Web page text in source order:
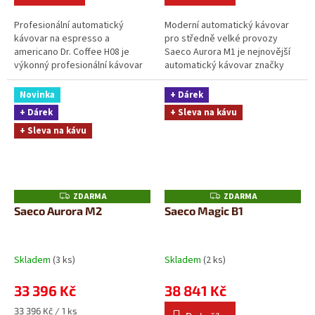
Profesionální automatický
kávovar na espresso a
americano Dr. Coffee H08 je
výkonný profesionální kávovar
určený pro přípravu espressa,
americana a černé...
Moderní automatický kávovar
pro středně velké provozy
Saeco Aurora M1 je nejnovější
automatický kávovar značky
Saeco, navržený pro spolehlivý
provoz ve...
Novinka
+ Dárek
+ Sleva na kávu
Z
D
A
ZDARMA
Saeco Aurora M2
Skladem (3 ks)
33 396 Kč
Měrná
33 396 Kč / 1 ks
+ Dárek
+ Sleva na kávu
Z
D
A
ZDARMA
Saeco Magic B1
Skladem (2 ks)
38 841 Kč